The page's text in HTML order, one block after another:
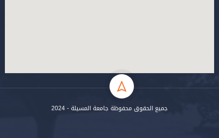
جميع الحقوق محفوظة جامعة المسيلة - 2024